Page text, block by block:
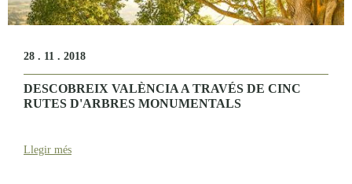
28 . 11 . 2018
DESCOBREIX VALÈNCIA A TRAVÉS DE CINC
RUTES D'ARBRES MONUMENTALS
Llegir més